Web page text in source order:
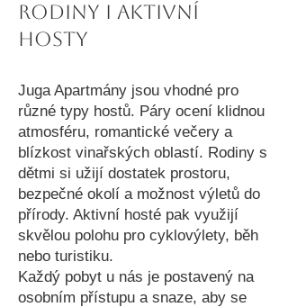
rodiny i aktivní
hosty
Juga Apartmány jsou vhodné pro
různé typy hostů. Páry ocení klidnou
atmosféru, romantické večery a
blízkost vinařských oblastí. Rodiny s
dětmi si užijí dostatek prostoru,
bezpečné okolí a možnost výletů do
přírody. Aktivní hosté pak využijí
skvělou polohu pro cyklovýlety, běh
nebo turistiku.
Každý pobyt u nás je postavený na
osobním přístupu a snaze, aby se